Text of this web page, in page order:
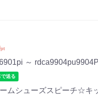
pt
～
ムシューズスピーチ☆キ